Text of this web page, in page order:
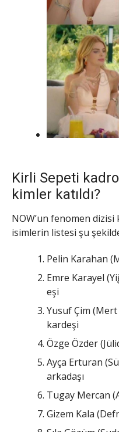
Kirli Sepeti
kimler katıldı?
NOW’un fenomen dizisi
isimlerin listesi şu
Pelin Karahan
Emre Karayel
eşi
Yusuf Çim
kardeşi
Özge Özder
Ayça Erturan
arkadaşı
Tugay Mercan
Gizem Kala